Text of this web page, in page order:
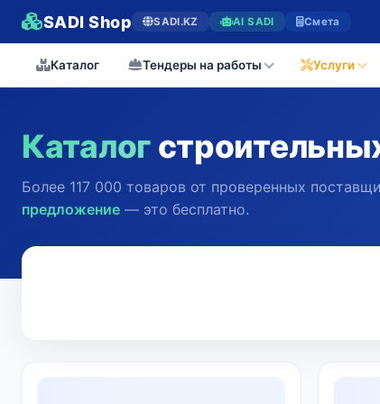
SADI Shop SADI.KZ AI SADI Смета
Каталог Тендеры на работы Услуги
Каталог
Более 117 000 товаров от проверенных
предложение — это бесплатно.